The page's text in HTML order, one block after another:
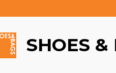
SHOES &